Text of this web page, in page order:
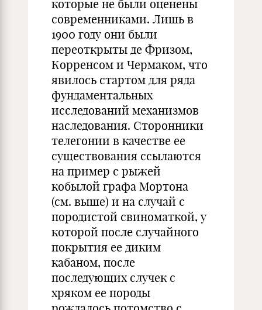
которые не были оценены
современниками. Лишь в
1900 году они были
переоткрыты де Фризом,
Корренсом и Чермаком, что
явилось стартом для ряда
фундаментальных
исследований механизмов
наследования. Сторонники
телегонии в качестве ее
существования ссылаются
на пример с рыжей
кобылой графа Мортона
(см. выше) и на случай с
породистой свиноматкой, у
которой после случайного
покрытия ее диким
кабаном, после
последующих случек с
хряком ее породы